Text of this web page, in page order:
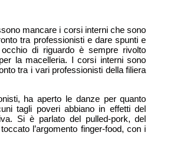
mancare i corsi interni che sono
tra professionisti e dare spunti e
di riguardo è sempre rivolto
la macelleria. I corsi interni sono
tra i vari professionisti della filiera
ha aperto le danze per quanto
tagli poveri abbiano in effetti del
Si è parlato del pulled-pork, del
l’argomento finger-food, con i